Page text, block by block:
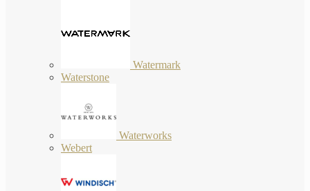
Watermark
Waterstone
Waterworks
Webert